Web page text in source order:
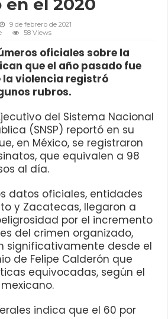
el 2020
9 de febrero de 2021
58 Views
oficiales sobre la
que el año pasado fue
la violencia registró
rubros.
del Sistema Nacional
(SNSP) reportó en su
en México, se registraron
que equivalen a 98
al día.
datos oficiales, entidades
y Zacatecas, llegaron a
por el incremento
del crimen organizado,
significativamente desde el
de Felipe Calderón que
equivocadas, según el
indica que el 60 por